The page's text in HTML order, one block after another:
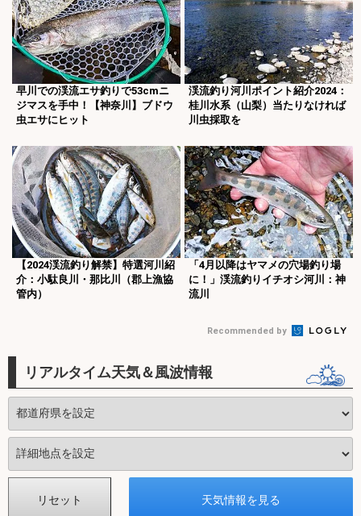
早川での渓流エサ釣りで53cmニ
ジマスを手中！【神奈川】ブドウ
虫エサにヒット
渓流釣り河川ポイント紹介2024：
桂川水系（山梨）当たりなければ
川虫採取を
【2024渓流釣り解禁】特選河川紹
介：小駄良川・那比川（郡上漁協
管内）
「4月以降はヤマメの穴場釣り場
に！」渓流釣りイチオシ河川：神
流川
Recommended by
リアルタイム天気＆風波情報